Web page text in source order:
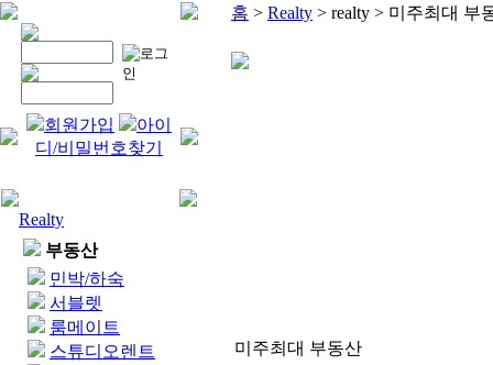
회원가입
아이
디/비밀번호찾기
Realty
부동산
민박/하숙
서블렛
룸메이트
스튜디오렌트
홈 > Realty > realty > 미주최대 부
미주최대 부동산